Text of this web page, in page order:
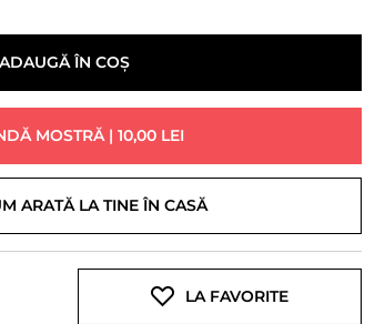
ADAUGĂ ÎN COȘ
MOSTRĂ | 10,00 LEI
ARATĂ LA TINE ÎN CASĂ
LA FAVORITE